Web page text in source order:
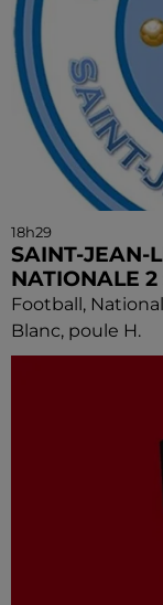
18h29
SAINT-JEAN-
NATIONALE
Football,
Blanc, poule H.